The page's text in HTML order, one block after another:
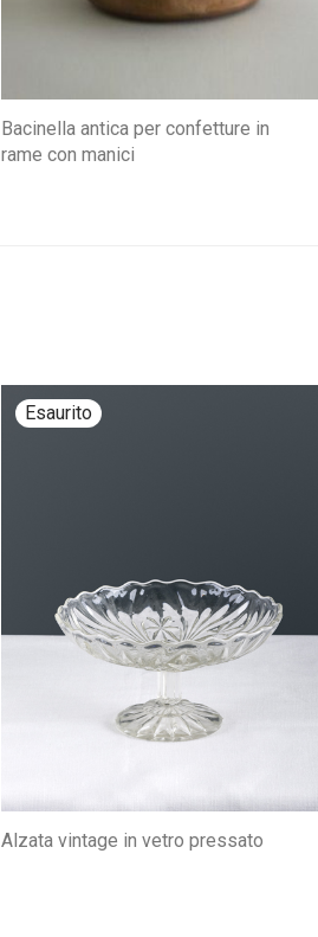
Bacinella antica per confetture in
rame con manici
Alzata vintage in vetro pressato